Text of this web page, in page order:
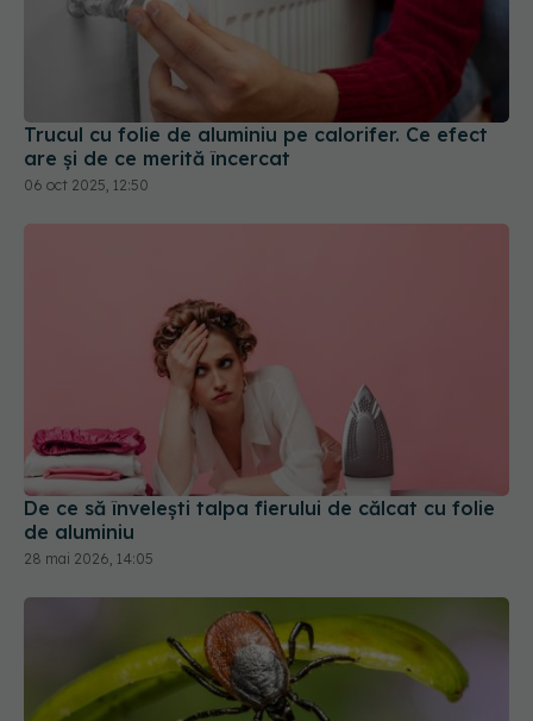
Trucul cu folie de aluminiu pe calorifer. Ce efect
are și de ce merită încercat
06 oct 2025, 12:50
De ce să învelești talpa fierului de călcat cu folie
de aluminiu
28 mai 2026, 14:05